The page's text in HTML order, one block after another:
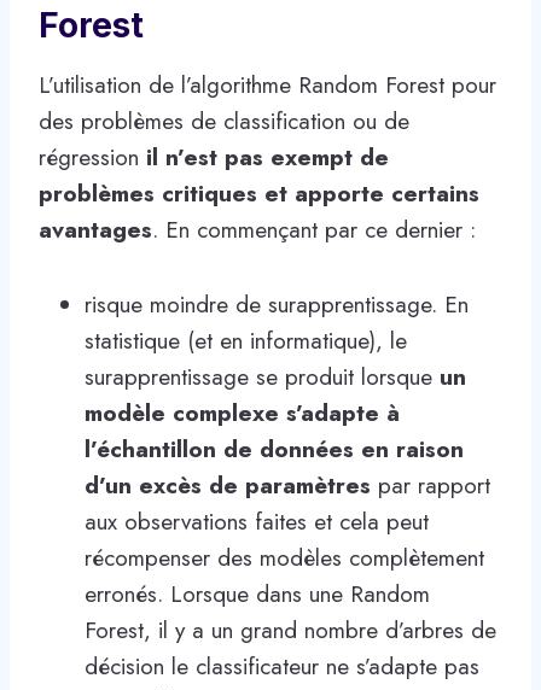
Forest
L’utilisation de l’algorithme Random Forest pour
des problèmes de classification ou de
régression il n’est pas exempt de
problèmes critiques et apporte certains
avantages. En commençant par ce dernier :
risque moindre de surapprentissage. En
statistique (et en informatique), le
surapprentissage se produit lorsque un
modèle complexe s’adapte à
l’échantillon de données en raison
d’un excès de paramètres par rapport
aux observations faites et cela peut
récompenser des modèles complètement
erronés. Lorsque dans une Random
Forest, il y a un grand nombre d’arbres de
décision le classificateur ne s’adapte pas